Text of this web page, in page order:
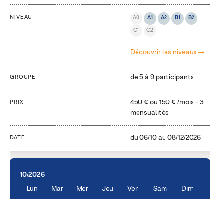
NIVEAU A0 A1 A2 B1 B2
C1 C2
Découvrir les niveaux
GROUPE de 5 à 9 participants
PRIX 450 € ou 150 € /mois - 3
mensualités
DATE du 06/10au 08/12/2026
10/2026
Lun
Mar Mer Jeu Ven Sam Dim